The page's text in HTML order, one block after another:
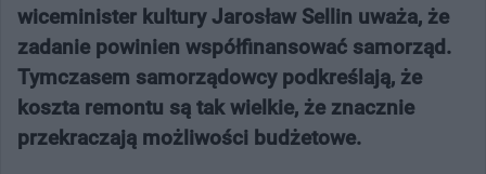
wiceminister kultury Jarosław Sellin uważa, że
zadanie powinien współfinansować samorząd.
Tymczasem samorządowcy podkreślają, że
koszta remontu są tak wielkie, że znacznie
przekraczają możliwości budżetowe.